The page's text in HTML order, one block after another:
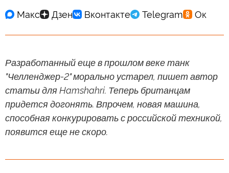
Разработанный еще в прошлом веке танк
"Челленджер-2" морально устарел, пишет автор
статьи для Hamshahri. Теперь британцам
придется догонять. Впрочем, новая машина,
способная конкурировать с российской техникой,
появится еще не скоро.